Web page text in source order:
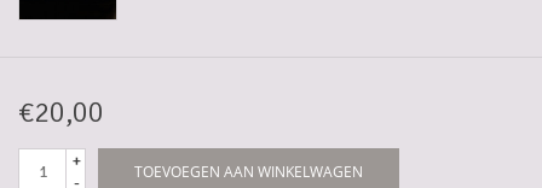
€20,00
+
-
TOEVOEGEN AAN WINKELWAGEN